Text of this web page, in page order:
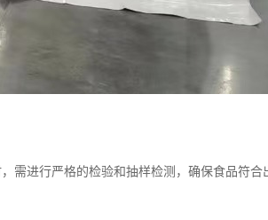
需进行严格的检验和抽样检测，确保食品符